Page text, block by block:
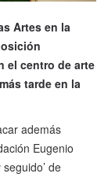
Artes en la
el centro de arte
tarde en la
además
Eugenio
de